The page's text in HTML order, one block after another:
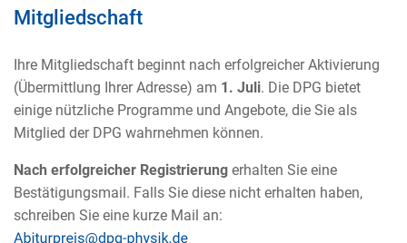
Mitgliedschaft
Ihre Mitgliedschaft beginnt nach erfolgreicher Aktivierung
(Übermittlung Ihrer Adresse) am 1. Juli. Die DPG bietet
einige nützliche Programme und Angebote, die Sie als
Mitglied der DPG wahrnehmen können.
Nach erfolgreicher Registrierung erhalten Sie eine
Bestätigungsmail. Falls Sie diese nicht erhalten haben,
schreiben Sie eine kurze Mail an: